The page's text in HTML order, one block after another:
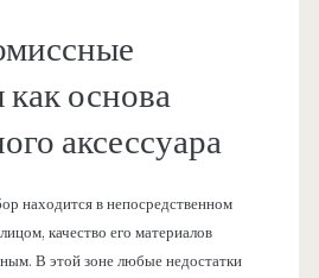
основа
аксессуара
находится в непосредственном
качество его материалов
В этой зоне любые недостатки